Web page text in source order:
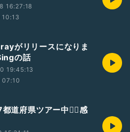
16:27:18
10:13
がリリースになりま
の話
19:45:13
07:10
道府県ツアー中🏃‍♀️感